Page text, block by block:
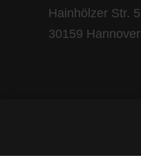
Hainhölzer Str. 5
30159 Hannover